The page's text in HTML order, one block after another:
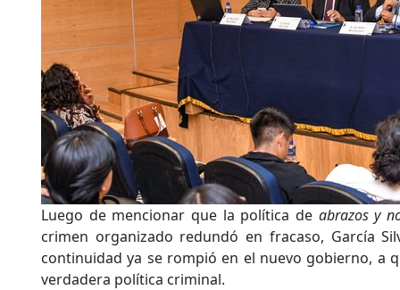
Luego de mencionar que la política de abrazos y
crimen organizado redundó en fracaso, García
continuidad ya se rompió en el nuevo gobierno, a
verdadera política criminal.